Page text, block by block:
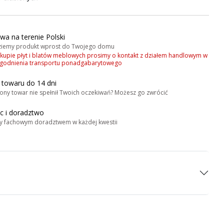
na terenie Polski
produkt wprost do Twojego domu
płyt i blatów meblowych prosimy o kontakt z działem handlowym w
transportu ponadgabarytowego
do 14 dni
towar nie spełnił Twoich oczekiwań? Możesz go zwrócić
i doradztwo
fachowym doradztwem w każdej kwestii